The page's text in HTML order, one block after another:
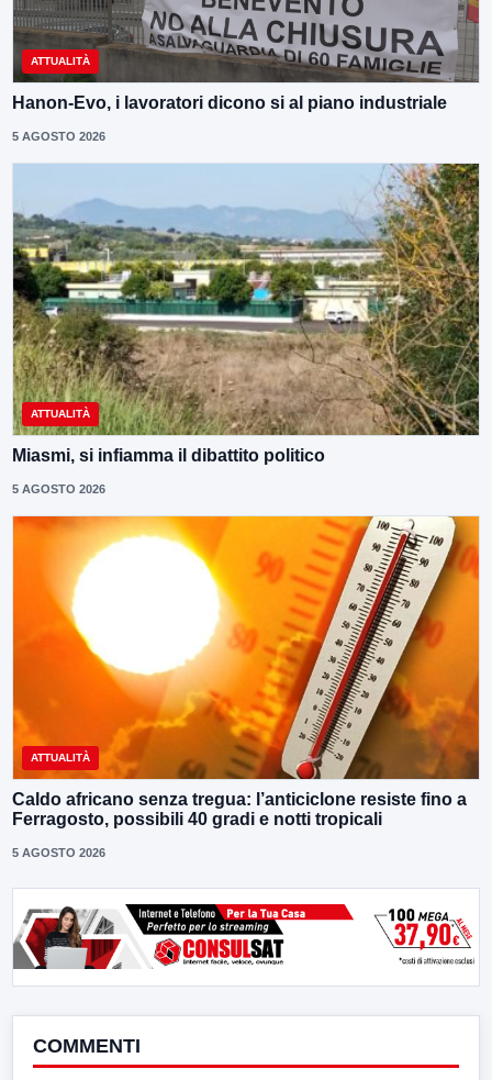
ATTUALITÀ
Hanon-Evo, i lavoratori dicono si al piano industriale
5 AGOSTO 2026
ATTUALITÀ
Miasmi, si infiamma il dibattito politico
5 AGOSTO 2026
ATTUALITÀ
Caldo africano senza tregua: l’anticiclone resiste fino a
Ferragosto, possibili 40 gradi e notti tropicali
5 AGOSTO 2026
COMMENTI